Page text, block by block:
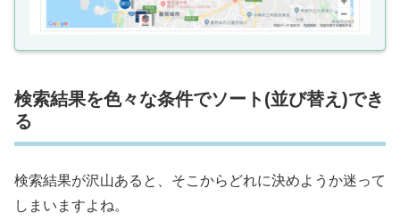
検索結果を色々な条件でソート(並び替え)でき
る
検索結果が沢山あると、そこからどれに決めようか迷って
しまいますよね。